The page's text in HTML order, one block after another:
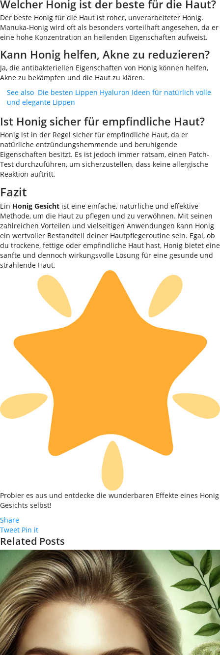
Welcher Honig ist der beste für die Haut?
Der beste Honig für die Haut ist roher, unverarbeiteter Honig.
Manuka-Honig wird oft als besonders vorteilhaft angesehen, da er
eine hohe Konzentration an heilenden Eigenschaften aufweist.
Kann Honig helfen, Akne zu reduzieren?
Ja, die antibakteriellen Eigenschaften von Honig können helfen,
Akne zu bekämpfen und die Haut zu klären.
See also Die besten Lippen Hyaluron Ideen für natürlich volle
und elegante Lippen
Ist Honig sicher für empfindliche Haut?
Honig ist in der Regel sicher für empfindliche Haut, da er
natürliche entzündungshemmende und beruhigende
Eigenschaften besitzt. Es ist jedoch immer ratsam, einen Patch-
Test durchzuführen, um sicherzustellen, dass keine allergische
Reaktion auftritt.
Fazit
Ein Honig Gesicht ist eine einfache, natürliche und effektive
Methode, um die Haut zu pflegen und zu verwöhnen. Mit seinen
zahlreichen Vorteilen und vielseitigen Anwendungen kann Honig
ein wertvoller Bestandteil deiner Hautpflegeroutine sein. Egal, ob
du trockene, fettige oder empfindliche Haut hast, Honig bietet eine
sanfte und dennoch wirkungsvolle Lösung für eine gesunde und
strahlende Haut.
Probier es aus und entdecke die wunderbaren Effekte eines Honig
Gesichts selbst!
Share
Tweet Pin it
Related Posts